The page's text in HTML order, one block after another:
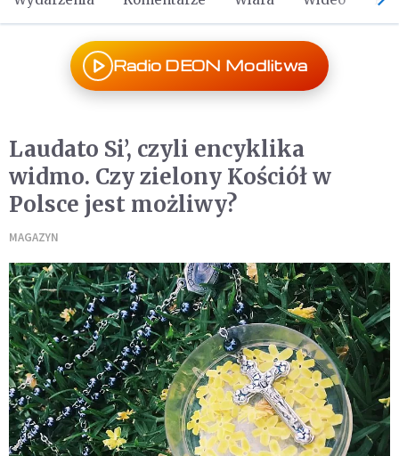
Radio DEON Modlitwa
Laudato Si’, czyli encyklika
widmo. Czy zielony Kościół w
Polsce jest możliwy?
MAGAZYN